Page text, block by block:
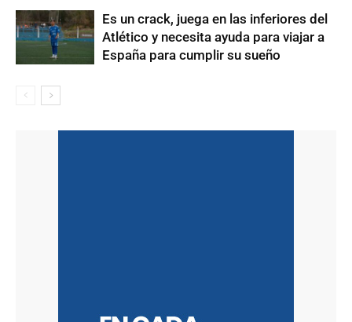
Es un crack, juega en las inferiores del
Atlético y necesita ayuda para viajar a
España para cumplir su sueño